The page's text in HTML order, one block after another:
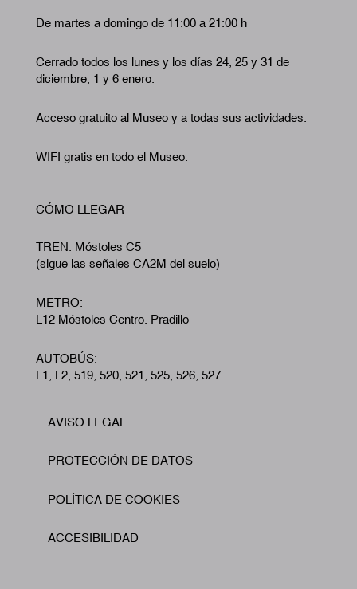
De martes a domingo de 11:00 a 21:00 h
Cerrado todos los lunes y los días 24, 25 y 31 de
diciembre, 1 y 6 enero.
Acceso gratuito al Museo y a todas sus actividades.
WIFI gratis en todo el Museo.
CÓMO LLEGAR
TREN: Móstoles C5
(sigue las señales CA2M del suelo)
METRO:
L12 Móstoles Centro. Pradillo
AUTOBÚS:
L1, L2, 519, 520, 521, 525, 526, 527
Footer
AVISO LEGAL
PROTECCIÓN DE DATOS
POLÍTICA DE COOKIES
ACCESIBILIDAD